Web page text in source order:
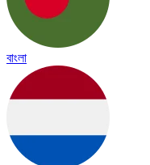
বাংলা